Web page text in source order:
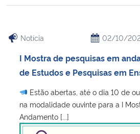
Notícia 02/10/
I Mostra de pesquisas em
de Estudos e Pesquisas em
Estão abertas, até o dia 10 de
na modalidade ouvinte para a I
Andamento [...]